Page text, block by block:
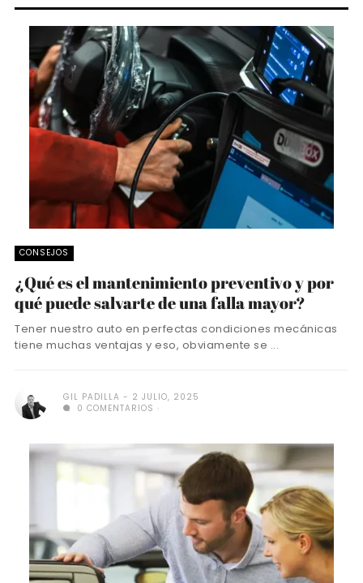
CONSEJOS
¿Qué es el mantenimiento preventivo y por
qué puede salvarte de una falla mayor?
Tener nuestro auto en perfectas condiciones mecánicas
tiene muchas ventajas y eso, obviamente se ...
GIL PADILLA
2 JULIO, 2025
0 COMENTARIOS